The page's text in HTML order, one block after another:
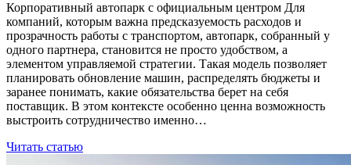
Корпоративный автопарк с официальным центром Для
компаний, которым важна предсказуемость расходов и
прозрачность работы с транспортом, автопарк, собранный у
одного партнера, становится не просто удобством, а
элементом управляемой стратегии. Такая модель позволяет
планировать обновление машин, распределять бюджеты и
заранее понимать, какие обязательства берет на себя
поставщик. В этом контексте особенно ценна возможность
выстроить сотрудничество именно…
Читать статью